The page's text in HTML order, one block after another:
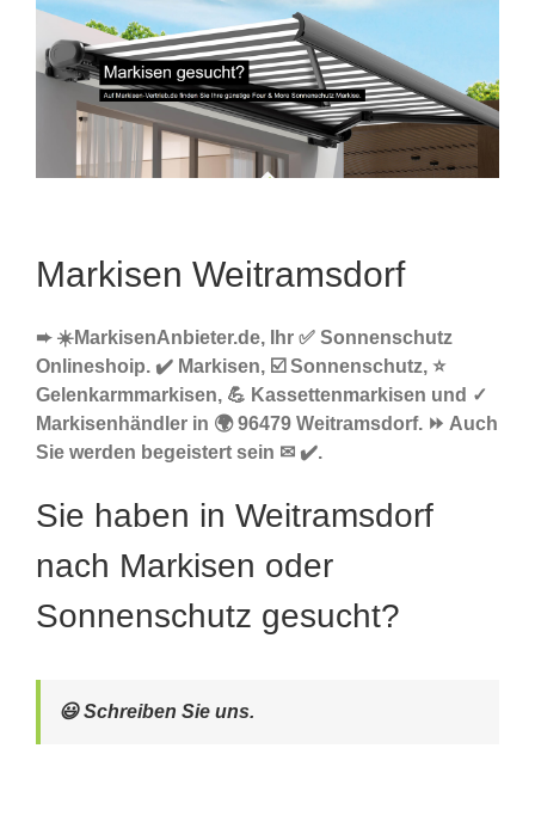
Markisen Weitramsdorf
➨ ☀️MarkisenAnbieter.de, Ihr ✅ Sonnenschutz
Onlineshoip. ✔️ Markisen, ☑️ Sonnenschutz, ⭐
Gelenkarmmarkisen, 💪 Kassettenmarkisen und ✓
Markisenhändler in 🌍 96479 Weitramsdorf. ⏩ Auch
Sie werden begeistert sein ✉ ✔️.
Sie haben in Weitramsdorf
nach Markisen oder
Sonnenschutz gesucht?
😃 Schreiben Sie uns.